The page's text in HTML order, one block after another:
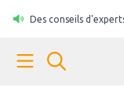
Des conseils